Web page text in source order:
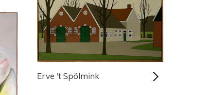
Erve 't Spölmink